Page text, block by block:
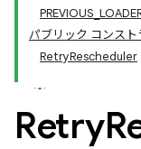
パブリック コンスト
RetryRescheduler
Retry